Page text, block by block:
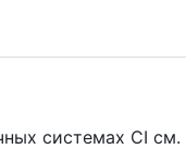
системах CI см.